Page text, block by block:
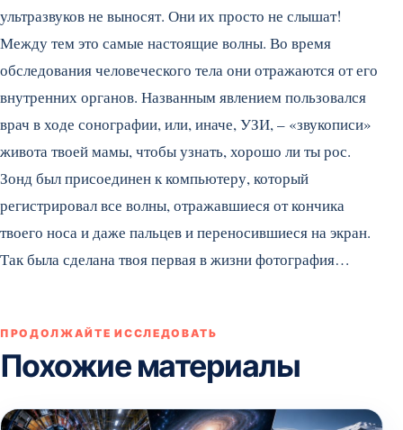
ультразвуков не выносят. Они их просто не слышат!
Между тем это самые настоящие волны. Во время
обследования человеческого тела они отражаются от его
внутренних органов. Названным явлением пользовался
врач в ходе сонографии, или, иначе, УЗИ, – «звукописи»
живота твоей мамы, чтобы узнать, хорошо ли ты рос.
Зонд был присоединен к компьютеру, который
регистрировал все волны, отражавшиеся от кончика
твоего носа и даже пальцев и переносившиеся на экран.
Так была сделана твоя первая в жизни фотография…
ПРОДОЛЖАЙТЕ ИССЛЕДОВАТЬ
Похожие материалы